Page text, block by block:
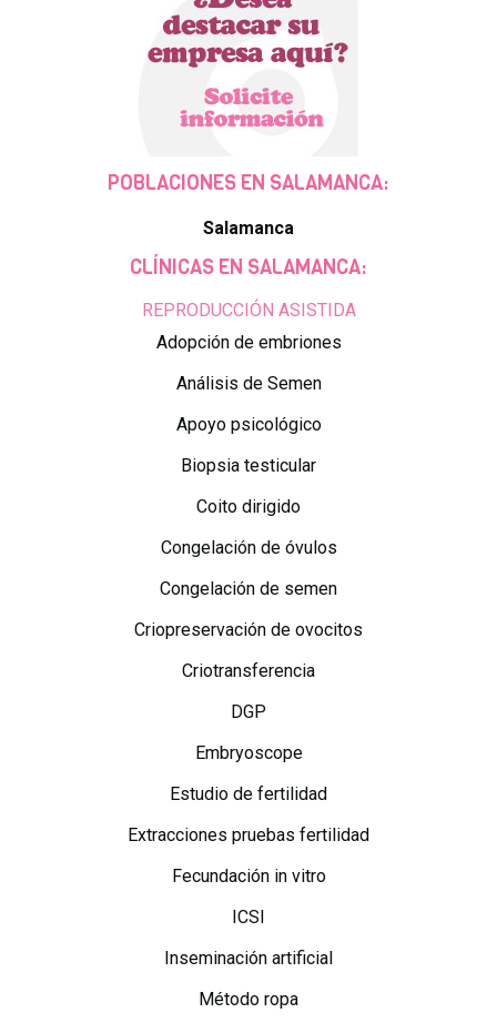
POBLACIONES EN SALAMANCA:
Salamanca
CLÍNICAS EN SALAMANCA:
REPRODUCCIÓN ASISTIDA
Adopción de embriones
Análisis de Semen
Apoyo psicológico
Biopsia testicular
Coito dirigido
Congelación de óvulos
Congelación de semen
Criopreservación de ovocitos
Criotransferencia
DGP
Embryoscope
Estudio de fertilidad
Extracciones pruebas fertilidad
Fecundación in vitro
ICSI
Inseminación artificial
Método ropa